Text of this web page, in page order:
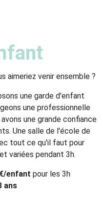
aimeriez venir ensemble ?
une garde d'enfant
une professionnelle
une grande confiance
Une salle de l'école de
tout ce qu'il faut pour
variées pendant 3h.
enfant pour les 3h
ans